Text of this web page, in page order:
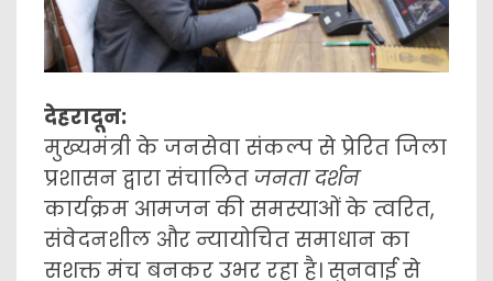
देहरादून:
मुख्यमंत्री के जनसेवा संकल्प से प्रेरित जिला
प्रशासन द्वारा संचालितजनता दर्शन
कार्यक्रम आमजन की समस्याओं के त्वरित,
संवेदनशील और न्यायोचित समाधान का
सशक्त मंच बनकर उभर रहा है। सुनवाई से